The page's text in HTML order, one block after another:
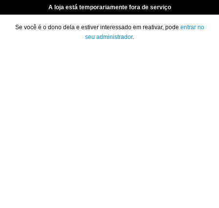
A loja está temporariamente fora de serviço
Se você é o dono dela e estiver interessado em reativar, pode entrar no
seu administrador.